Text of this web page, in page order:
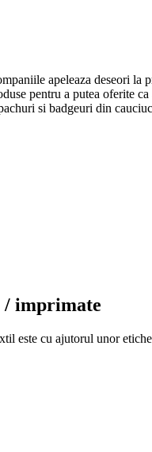
apeleaza deseori
pentru a putea oferite
si badgeuri din
/ imprimate
este cu ajutorul unor